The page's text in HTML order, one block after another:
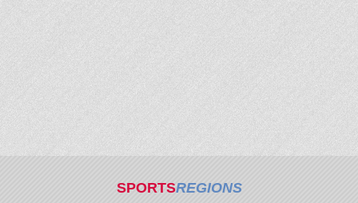
SPORTSREGIONS